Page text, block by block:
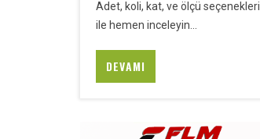
Adet, koli, kat, ve ölçü seçenekleri
ile hemen inceleyin...
DEVAMI